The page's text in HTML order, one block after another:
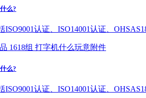
么?
ISO9001认证、ISO14001认证、
1618组 打字机什么玩意附件
么?
ISO9001认证、ISO14001认证、